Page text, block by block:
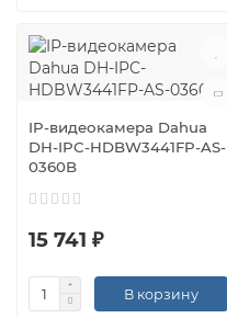
IP-видеокамера Dahua
DH-IPC-HDBW3441FP-AS-
0360B
15 741 ₽
В корзину